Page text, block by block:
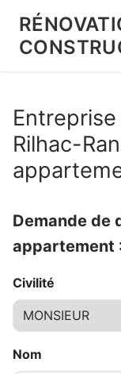
contenu
Rilhac-
Demande de
appartement
Civilité
Nom